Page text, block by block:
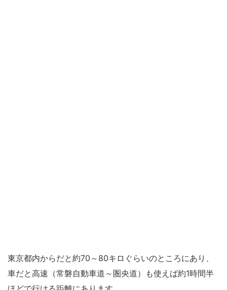
東京都内からだと約70～80キロぐらいのところにあり、
車だと高速（常磐自動車道～圏央道）も使えば約1時間半